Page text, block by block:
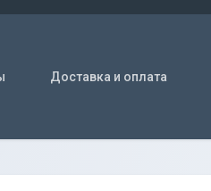
Доставка и оплата